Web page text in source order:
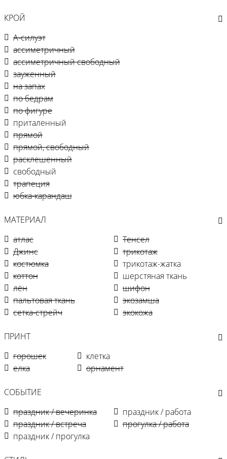
КРОЙ
А-силуэт
ассиметричный
ассиметричный свободный
зауженный
на запах
по бедрам
по фигуре
приталенный
прямой
прямой, свободный
расклешенный
свободный
трапеция
юбка-карандаш
МАТЕРИАЛ
атлас
Джинс
костюмка
коттон
лён
пальтовая ткань
сетка-стрейч
Тенсел
трикотаж
трикотаж-жатка
шерстяная ткань
шифон
экозамша
экокожа
ПРИНТ
горошек
елка
клетка
орнамент
СОБЫТИЕ
праздник / вечеринка
праздник / встреча
праздник / прогулка
праздник / работа
прогулка / работа